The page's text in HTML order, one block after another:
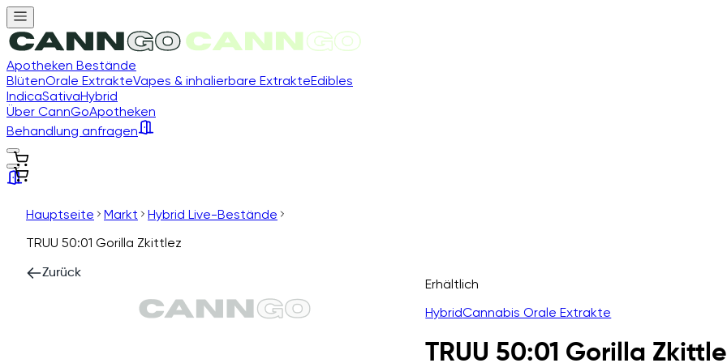
Apotheken Bestände
BlütenOrale ExtrakteVapes & inhalierbare ExtrakteEdibles
IndicaSativaHybrid
Über CannGoApotheken
Behandlung anfragen
Hauptseite Markt
Hybrid Live-Bestände
TRUU 50:01 Gorilla Zkittlez
Zurück
Erhältlich
HybridCannabis Orale Extrakte
TRUU 50:01 Gorilla